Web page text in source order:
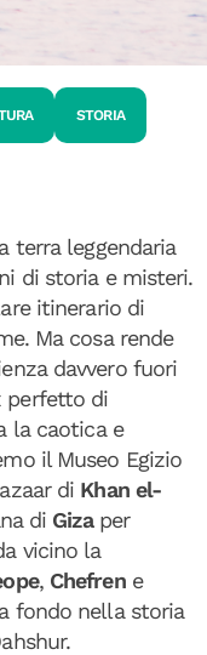
STORIA
terra leggendaria
di storia e misteri.
itinerario di
Ma cosa rende
davvero fuori
perfetto di
la caotica e
il Museo Egizio
di Khan el-
di Giza per
vicino la
, Chefren e
fondo nella storia